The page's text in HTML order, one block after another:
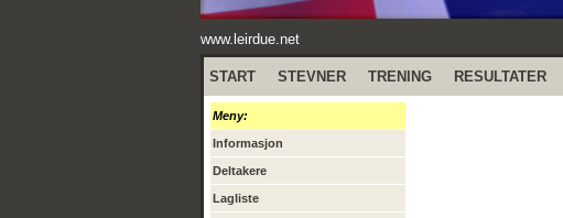
www.leirdue.net
START STEVNER TRENING RESULTATER
Meny:
Informasjon
Deltakere
Lagliste